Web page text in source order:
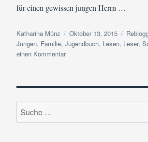
für einen gewissen jungen Herrn …
Autor
Katharina Münz
Veröffentlicht
am
Oktober 13, 2015
Jungen, Familie,Jugendbuch, Lesen, Leser,
einen Kommentarzu
wenn
wieder
Suche
nach: